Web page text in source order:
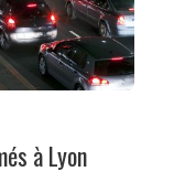
à Lyon